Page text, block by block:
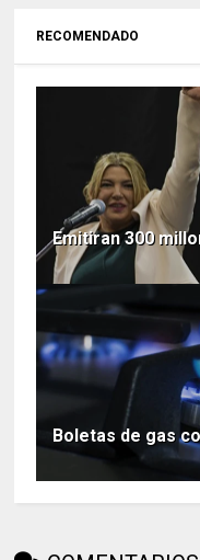
RECOMENDADO
Emitiran 300
Boletas de gas